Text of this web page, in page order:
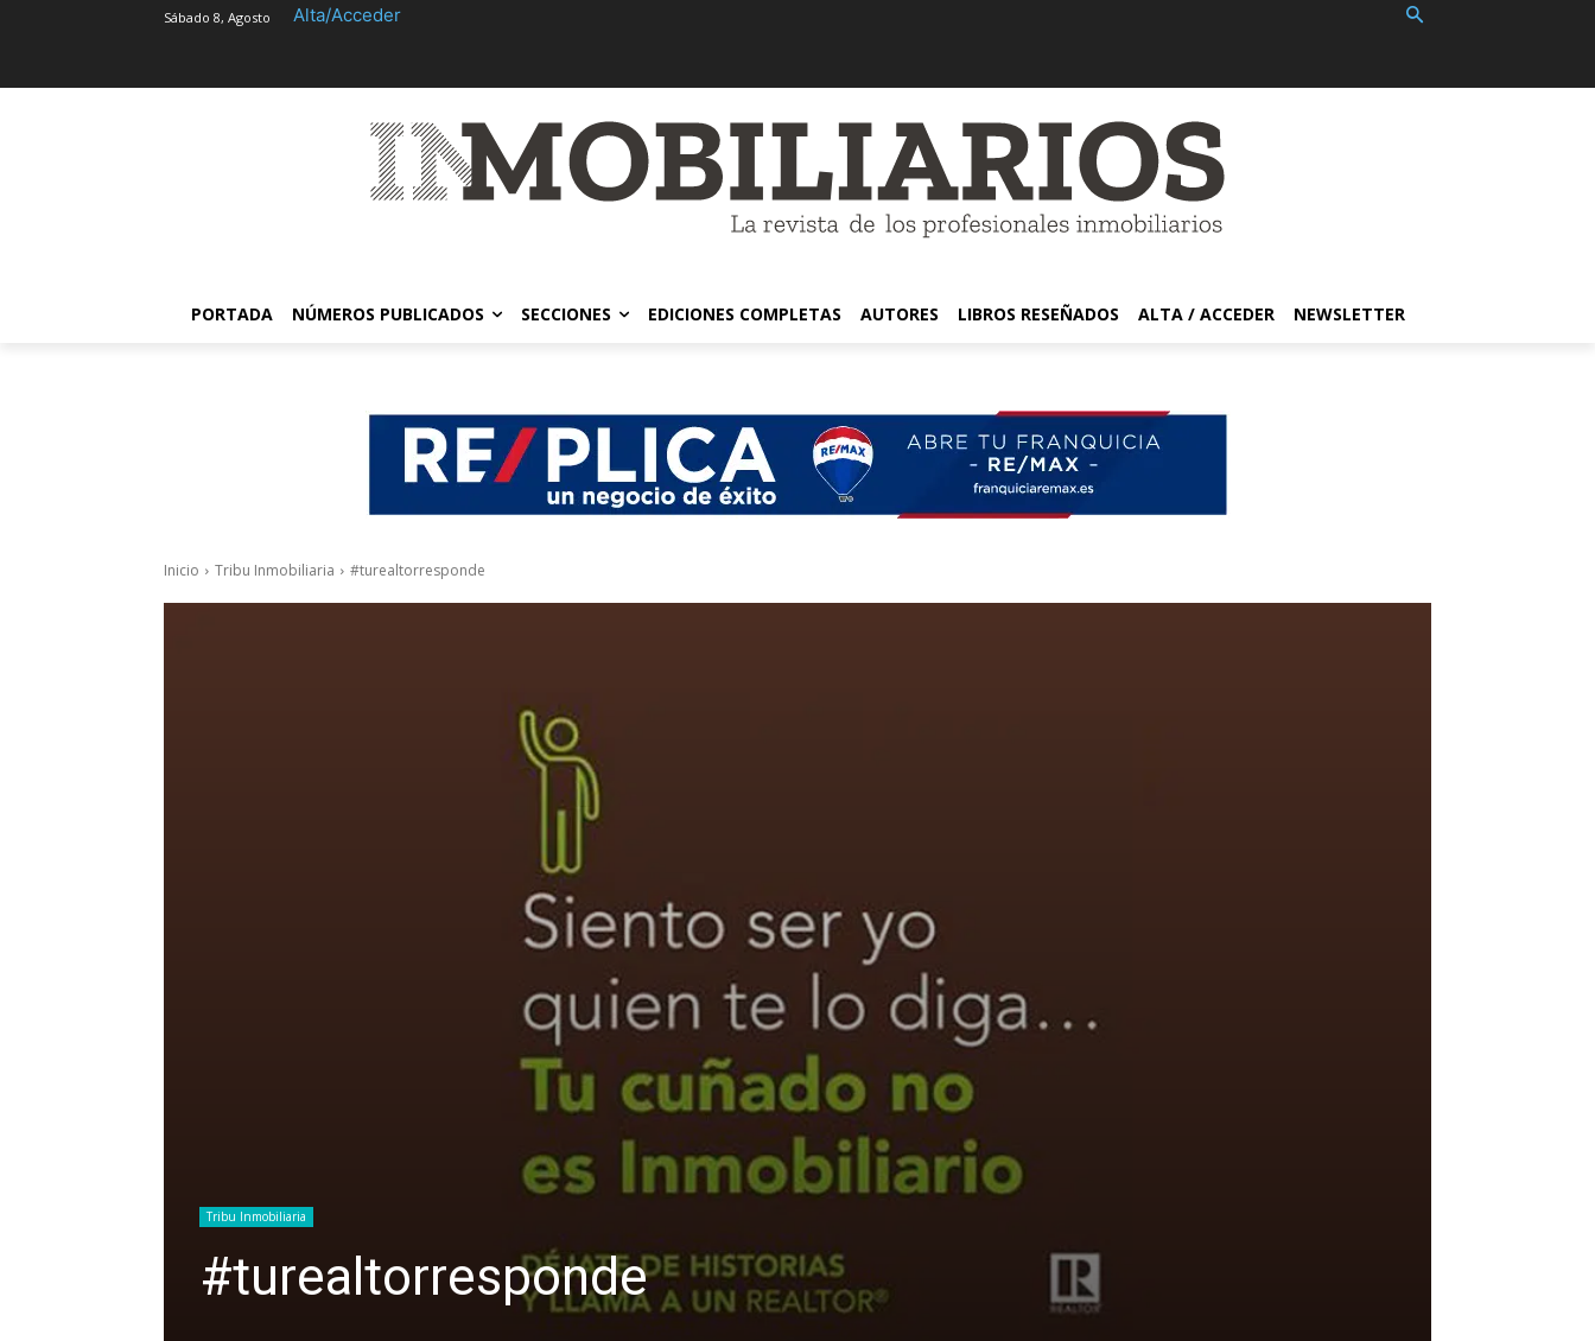
Sábado 8, Agosto Alta/Acceder
PORTADA NÚMEROS PUBLICADOS SECCIONES EDICIONES COMPLETAS AUTORES LIBROS RESEÑADOS ALTA / ACCEDER NEWSLETTER
Inicio Tribu Inmobiliaria #turealtorresponde
Tribu Inmobiliaria
#turealtorresponde